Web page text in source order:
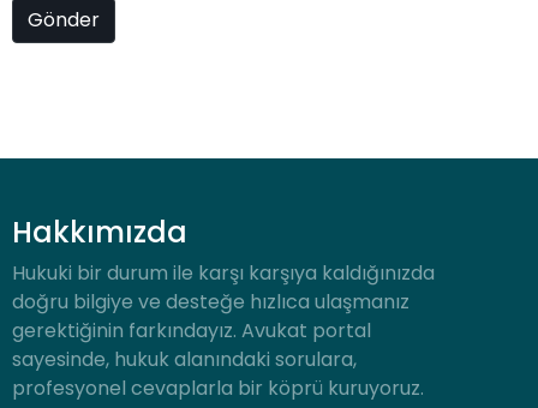
Hakkımızda
Hukuki bir durum ile karşı karşıya kaldığınızda
doğru bilgiye ve desteğe hızlıca ulaşmanız
gerektiğinin farkındayız. Avukat portal
sayesinde, hukuk alanındaki sorulara,
profesyonel cevaplarla bir köprü kuruyoruz.